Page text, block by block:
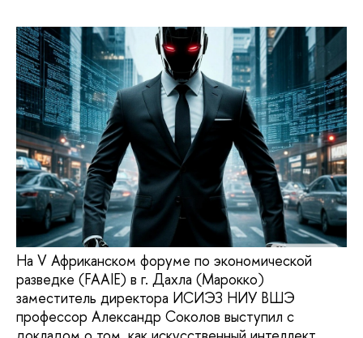
На V Африканском форуме по экономической
разведке (FAAIE) в г. Дахла (Марокко)
заместитель директора ИСИЭЗ НИУ ВШЭ
профессор Александр Соколов выступил с